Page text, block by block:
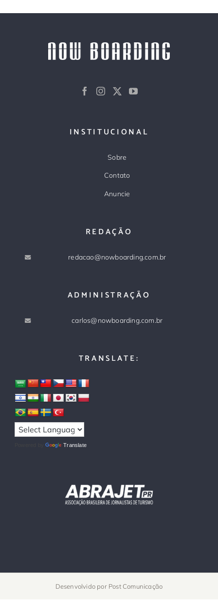
INSTITUCIONAL
Sobre
Contato
Anuncie
REDAÇÃO
redacao@nowboarding.com.br
ADMINISTRAÇÃO
carlos@nowboarding.com.br
TRANSLATE:
Powered by Translate
Desenvolvido por Post Comunicação